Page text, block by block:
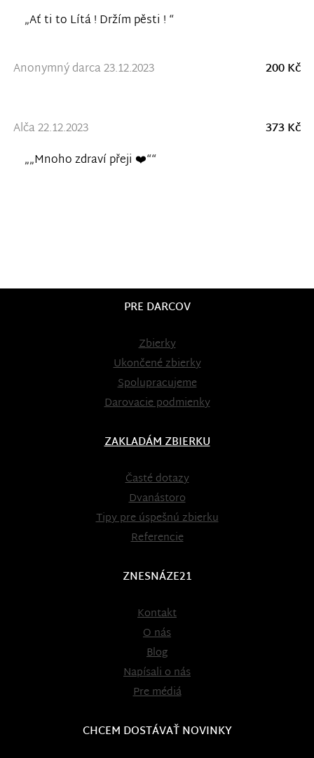
„Ať ti to Lítá ! Držím pěsti ! “
Anonymný darca 23.12.2023 200 Kč
Alča 22.12.2023
373 Kč
„„Mnoho zdraví přeji ❤️““
PRE DARCOV
Zbierky
Ukončené zbierky
Spolupracujeme
Darovacie podmienky
ZAKLADÁM ZBIERKU
Časté dotazy
Dvanástoro
Tipy pre úspešnú zbierku
Referencie
ZNESNÁZE21
Kontakt
O nás
Blog
Napísali o nás
Pre médiá
CHCEM DOSTÁVAŤ NOVINKY